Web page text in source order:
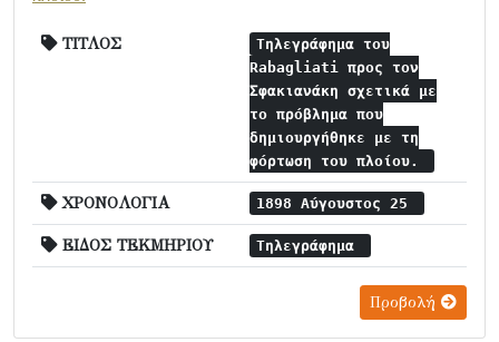
ΤΙΤΛΟΣ
Τηλεγράφημα του
Rabagliati προς τον
Σφακιανάκη σχετικά με
το πρόβλημα που
δημιουργήθηκε με τη
φόρτωση του πλοίου.
ΧΡΟΝΟΛΟΓΙΑ 1898 Αύγουστος 25
ΕΙΔΟΣ ΤΕΚΜΗΡΙΟΥ Τηλεγράφημα
Προβολή